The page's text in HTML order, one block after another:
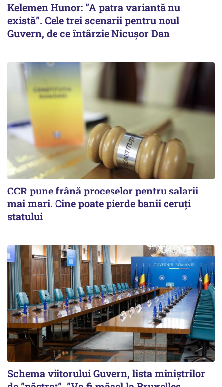
Kelemen Hunor: ”A patra variantă nu
există”. Cele trei scenarii pentru noul
Guvern, de ce întârzie Nicușor Dan
CCR pune frână proceselor pentru salarii
mai mari. Cine poate pierde banii ceruți
statului
Schema viitorului Guvern, lista miniștrilor